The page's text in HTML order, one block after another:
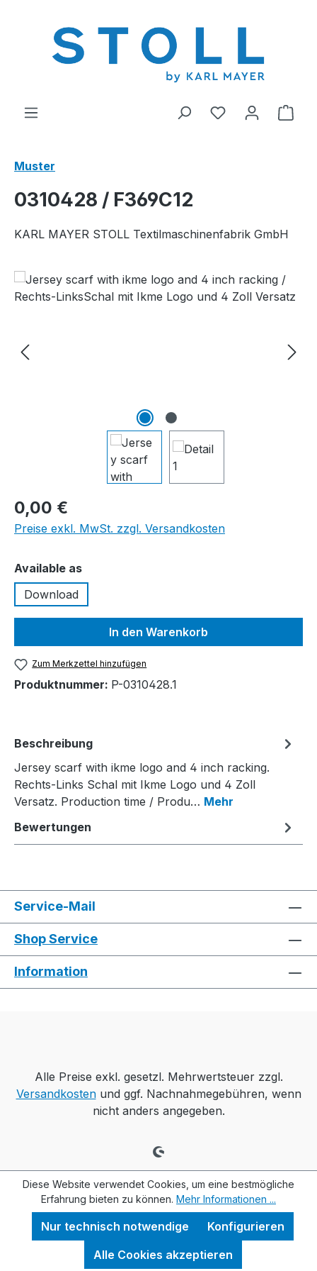
Du hast 0
Muster
0310428 / F369C12
KARL MAYER STOLL Textilmaschinenfabrik GmbH
Bildergalerie überspringen
0,00 €
Preise exkl. MwSt. zzgl. Versandkosten
Available asauswählen
Download
In den Warenkorb
Zum Merkzettel hinzufügen
Produktnummer: P-0310428.1
Beschreibung
Jersey scarf with ikme logo and 4 inch racking.
Rechts-Links Schal mit Ikme Logo und 4 Zoll
Versatz. Production time / Produ… Mehr
Bewertungen
Service-Mail
Shop Service
Information
Alle Preise exkl. gesetzl. Mehrwertsteuer zzgl.
Versandkostenund ggf. Nachnahmegebühren, wenn
nicht anders angegeben.
Diese Website verwendet Cookies, um eine bestmögliche
Erfahrung bieten zu können. Mehr Informationen ...
Nur technisch notwendige
Konfigurieren
Alle Cookies akzeptieren